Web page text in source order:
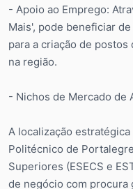
- Apoio ao Emprego:
Mais', pode beneficiar
para a criação de
na região.
- Nichos de Mercado de
A localização
Politécnico de
Superiores (ESECS e
de negócio com procura